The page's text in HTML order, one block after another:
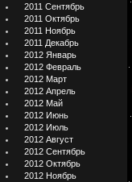
2011 Сентябрь
2011 Октябрь
2011 Ноябрь
2011 Декабрь
2012 Январь
2012 Февраль
2012 Март
2012 Апрель
2012 Май
2012 Июнь
2012 Июль
2012 Август
2012 Сентябрь
2012 Октябрь
2012 Ноябрь